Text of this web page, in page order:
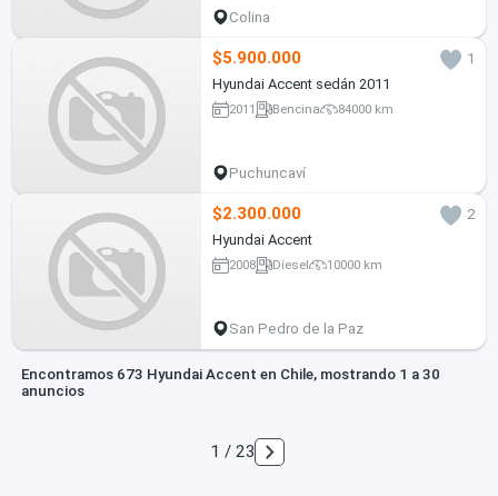
Colina
$5.900.000
1
Hyundai Accent sedán 2011
2011 Bencina 84000 km
Puchuncaví
$2.300.000
2
Hyundai Accent
2008 Diesel 10000 km
San Pedro de la Paz
Encontramos 673 Hyundai Accent en Chile, mostrando 1 a 30
anuncios
1 / 23